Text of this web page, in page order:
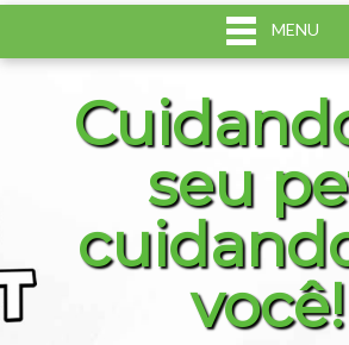
MENU
seu
você!